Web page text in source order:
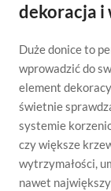
dekoracja i
Duże donice to
wprowadzić do
element
świetnie
systemie
czy większe
wytrzymałości,
nawet